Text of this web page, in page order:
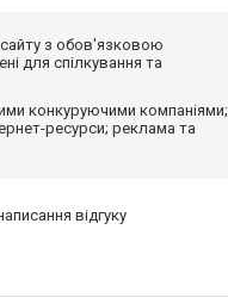
з обов'язковою
для спілкування та
конкуруючими компаніями;
ресурси; реклама та
відгуку